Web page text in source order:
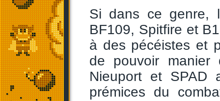
Si dans ce genre,
BF109, Spitfire et
à des pécéistes et
de pouvoir manier
Nieuport et SPAD
prémices du